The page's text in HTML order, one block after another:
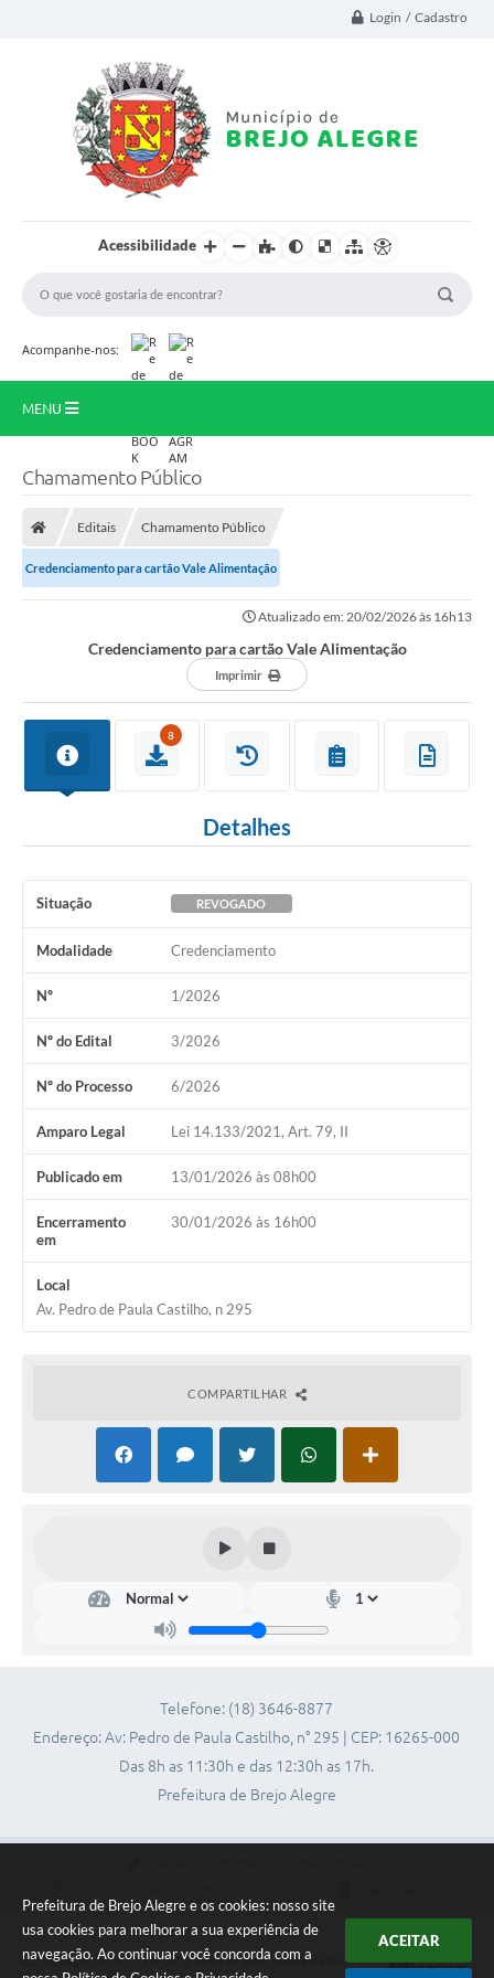
Prefeitura de Brejo Alegre e os cookies: nosso site
usa cookies para melhorar a sua experiência de
navegação. Ao continuar você concorda com a
ACEITAR
Login / Cadastro
Acessibilidade
Acompanhe-nos:
MENU
Diário Oficial
Sic
Contato
Notícias
Emissão de carnê Taxa Licença para Funcionamento
Contratos
Terceiro Setor
Nossa Cidade
Ouvidoria
Diretorias
Contas Públicas
Chamamento Público
Editais Chamamento Público
Credenciamento para cartão Vale Alimentação
Atualizado em: 20/02/2026 às 16h13
Credenciamento para cartão Vale Alimentação
Imprimir
8
Detalhes
Situação REVOGADO
Modalidade Credenciamento
Nº 1/2026
Nº do Edital 3/2026
Nº do Processo 6/2026
Amparo Legal Lei 14.133/2021, Art. 79, II
Publicado em 13/01/2026 às 08h00
Encerramento
em
30/01/2026 às 16h00
Local
Av. Pedro de Paula Castilho, n 295
COMPARTILHAR
Telefone: (18) 3646-8877
Endereço: Av: Pedro de Paula Castilho, n° 295 | CEP: 16265-000
Das 8h as 11:30h e das 12:30h as 17h.
Prefeitura de Brejo Alegre
Copyright Instar - 2006-2026. Todos os direitos reservados -